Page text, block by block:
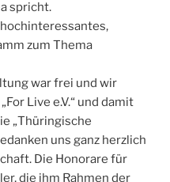
spricht.
zum Thema
war frei und wir
Live e.V.“ und damit
„Thüringische
uns ganz herzlich
Die Honorare für
die ihm Rahmen der